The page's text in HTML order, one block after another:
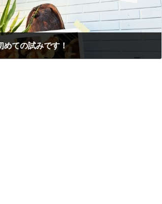
めての試みです！